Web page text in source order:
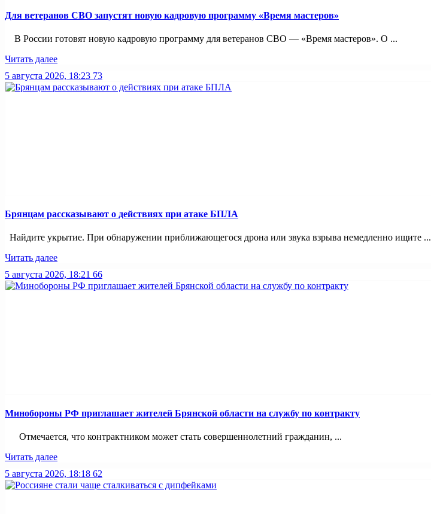
Для ветеранов СВО запустят новую кадровую программу «Время мастеров»
В России готовят новую кадровую программу для ветеранов СВО — «Время мастеров». О ...
Читать далее
5 августа 2026, 18:23 73
Брянцам рассказывают о действиях при атаке БПЛА
Найдите укрытие. При обнаружении приближающегося дрона или звука взрыва немедленно ищите ...
Читать далее
5 августа 2026, 18:21 66
Минобoроны РФ приглaшaет житeлeй Брянской области на службу по контракту
Отмечается, что контрактником может стать совершеннолетний гражданин, ...
Читать далее
5 августа 2026, 18:18 62